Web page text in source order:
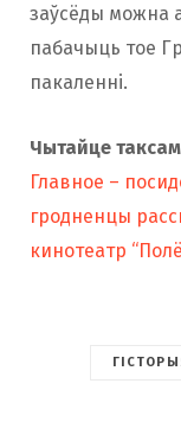
заўсёды можна
пабачыць тое
пакаленні.
Чытайце
Главное –
гродненцы
кинотеатр